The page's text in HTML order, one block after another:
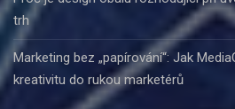
trh
Marketing bez „papírování“: Jak
kreativitu do rukou marketérů